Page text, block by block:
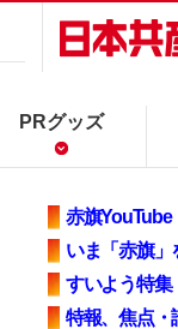
PRグッズ
赤旗YouTube
いま「赤旗」
すいよう特集
特報、焦点・